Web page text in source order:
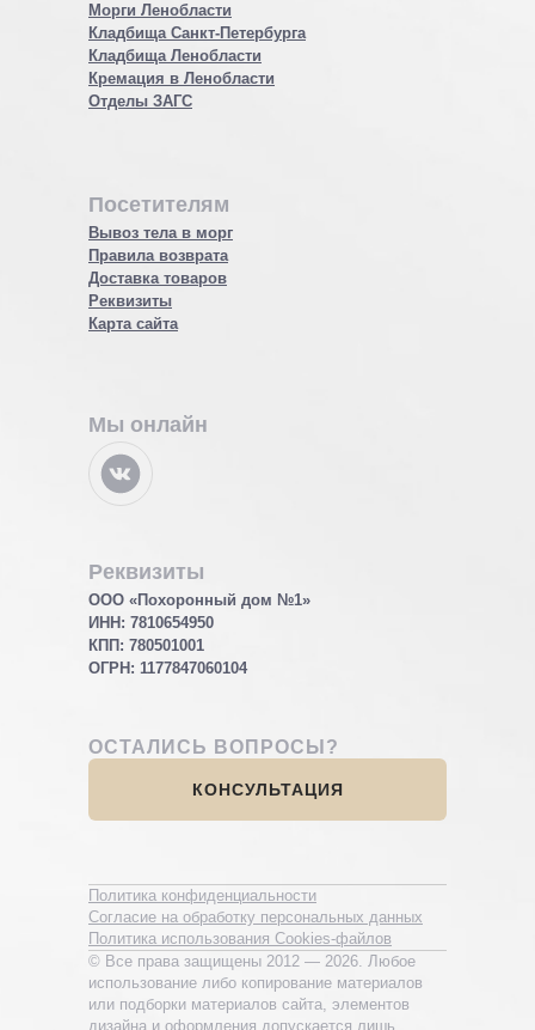
Посетителям
Вывоз тела в морг
Правила возврата
Доставка товаров
Реквизиты
Карта сайта
Морги Ленобласти
Кладбища Санкт-Петербурга
Кладбища Ленобласти
Кремация в Ленобласти
Отделы ЗАГС
Мы онлайн
ОСТАЛИСЬ ВОПРОСЫ?
КОНСУЛЬТАЦИЯ
Политика конфиденциальности
Согласие на обработку персональных данных
Политика использования Cookies-файлов
© Все права защищены 2012 — 2026. Любое
использование либо копирование материалов
или подборки материалов сайта, элементов
дизайна и оформления допускается лишь
Реквизиты
ООО «Похоронный дом №1»
ИНН: 7810654950
КПП: 780501001
ОГРН: 1177847060104